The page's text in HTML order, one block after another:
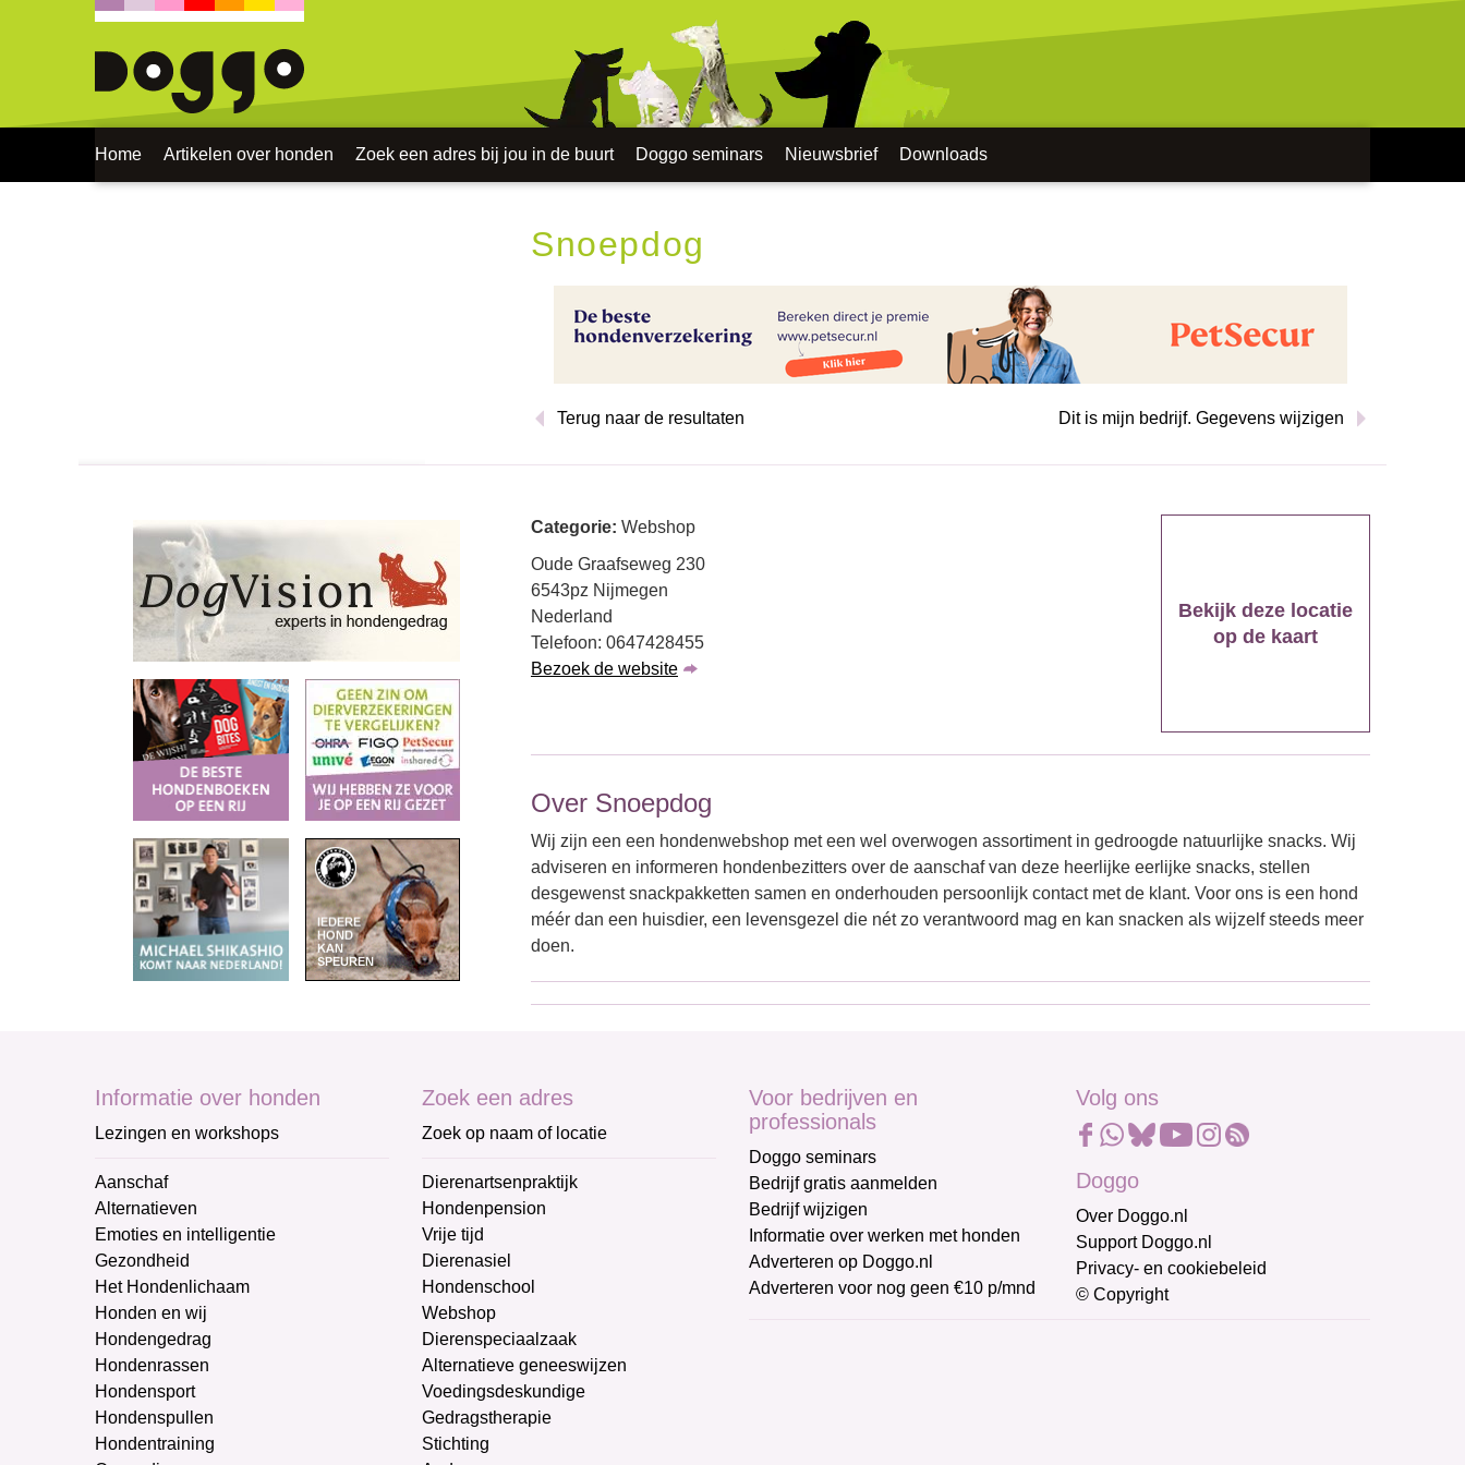
Home Artikelen over honden Zoek een adres bij jou in de buurt Doggo seminars Nieuwsbrief Downloads
Snoepdog
Terug naar de resultaten Dit is mijn bedrijf. Gegevens wijzigen
Categorie: Webshop
Oude Graafseweg 230
6543pz Nijmegen
Nederland
Telefoon: 0647428455
Bezoek de website
Bekijk deze locatie
op de kaart
Over Snoepdog
Wij zijn een een hondenwebshop met een wel overwogen assortiment in gedroogde natuurlijke snacks. Wij
adviseren en informeren hondenbezitters over de aanschaf van deze heerlijke eerlijke snacks, stellen
desgewenst snackpakketten samen en onderhouden persoonlijk contact met de klant. Voor ons is een hond
méér dan een huisdier, een levensgezel die nét zo verantwoord mag en kan snacken als wijzelf steeds meer
doen.
Informatie over honden
Lezingen en workshops
Aanschaf
Alternatieven
Emoties en intelligentie
Gezondheid
Het Hondenlichaam
Honden en wij
Hondengedrag
Hondenrassen
Hondensport
Hondenspullen
Hondentraining
Zoek een adres
Zoek op naam of locatie
Dierenartsenpraktijk
Hondenpension
Vrije tijd
Dierenasiel
Hondenschool
Webshop
Dierenspeciaalzaak
Alternatieve geneeswijzen
Voedingsdeskundige
Gedragstherapie
Stichting
Voor bedrijven en
professionals
Doggo seminars
Bedrijf gratis aanmelden
Bedrijf wijzigen
Informatie over werken met honden
Adverteren op Doggo.nl
Adverteren voor nog geen €10 p/mnd
Volg ons
Doggo
Over Doggo.nl
Support Doggo.nl
Privacy- en cookiebeleid
© Copyright